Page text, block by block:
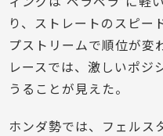
り、ストレートのスピー
プストリームで順位が変
レースでは、激しいポジ
うることが見えた。
ホンダ勢では、フェルス